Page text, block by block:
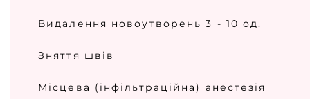
Видалення новоутворень 3 - 10 од.
Зняття швів
Місцева (інфільтраційна) анестезія